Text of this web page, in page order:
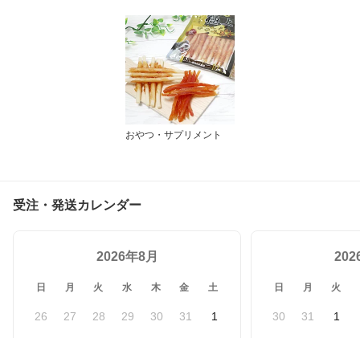
おやつ・サプリメント
受注・発送カレンダー
2026年8月
日 月 火 水 木 金 土
26 27 28 29 30 31 1
日 月 火
30 31 1